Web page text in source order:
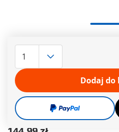
Czas dostawy obecnie od
Darmowy prezentod 200
Bezpiecznei wygodne
Dodaj do